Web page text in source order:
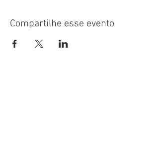
Compartilhe esse evento